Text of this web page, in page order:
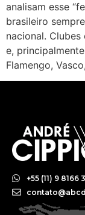
analisam esse
brasileiro
nacional.
e,
Flamengo,
+55 (11) 9 8166